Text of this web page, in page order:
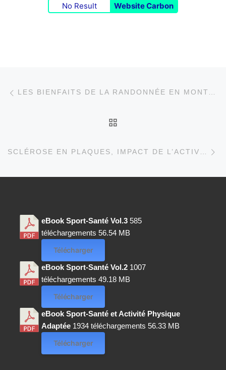
No Result Website Carbon
LES BIENFAITS DE LA RANDONNÉE EN MONTAGNE POUR LA SANTÉ CARDIOVASCULAIRE.
eBook Sport-Santé Vol.3 585
téléchargements 56.54 MB
Télécharger
eBook Sport-Santé Vol.2 1007
téléchargements 49.18 MB
Télécharger
eBook Sport-Santé et Activité Physique
Adaptée 1934 téléchargements 56.33 MB
Télécharger